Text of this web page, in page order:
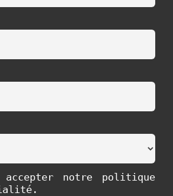
accepter notre politique